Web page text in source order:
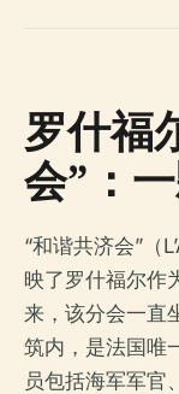
罗什福
会”：
“和谐共济会”（
映了罗什福尔作
来，该分会一直
筑内，是法国唯
员包括海军军官